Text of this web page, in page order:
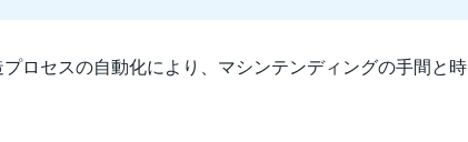
ロセスの自動化により、マシンテンディングの手間と時